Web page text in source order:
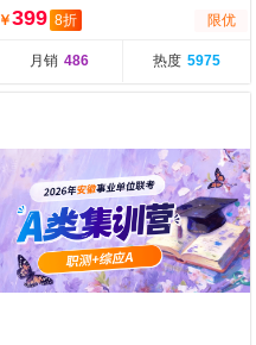
￥399 8折 限优
月销 486 热度 5975